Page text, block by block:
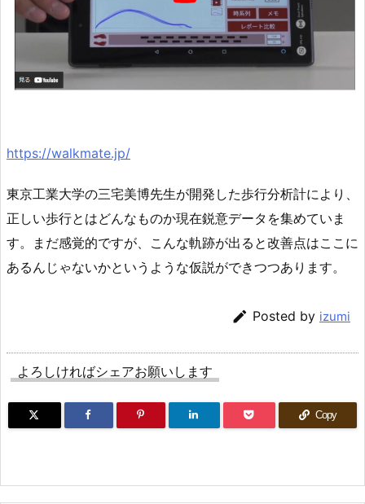
https://walkmate.jp/
東京工業大学の三宅美博先生が開発した歩行分析計により、
正しい歩行とはどんなものか現在鋭意データを集めていま
す。まだ感覚的ですが、こんな軌跡が出ると改善点はここに
あるんじゃないかというような仮説ができつつあります。
 Posted by izumi
よろしければシェアお願いします
Copy